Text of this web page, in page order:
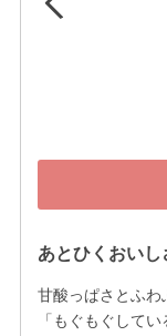
あとひくおい
甘酸っぱさとふわ
「もぐもぐして